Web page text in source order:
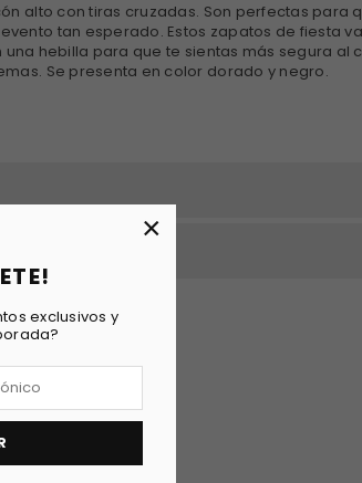
exclusivos y
×
alto con tiras cruzadas. Son perfectas para
tan esperado. Estos zapatos de fiesta
hebilla para que te sientas más segura al
Se presenta en color dorado y negro.